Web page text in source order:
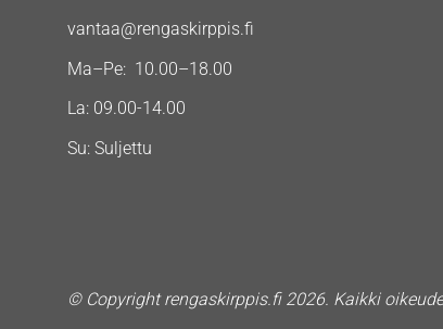
vantaa@rengaskirppis.fi
Ma–Pe: 10.00–18.00
La: 09.00-14.00
Su: Suljettu
© Copyright rengaskirppis.fi 2026. Kaikki